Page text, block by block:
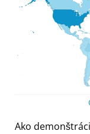
Ako